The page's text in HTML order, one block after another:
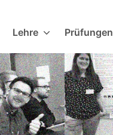
Lehre Prüfungen